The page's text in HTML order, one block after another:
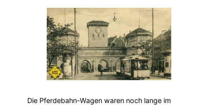
Die Pferdebahn-Wagen waren noch lange im